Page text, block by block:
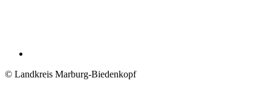
© Landkreis Marburg-Biedenkopf